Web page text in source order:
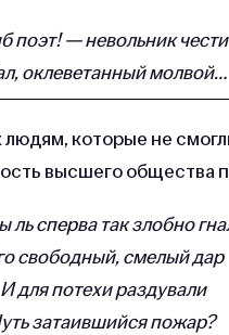
поэт! — невольник
оклеветанный молвой…
которые не
высшего общества
ль сперва так злобно
свободный, смелый дар
И для потехи раздували
затаившийся пожар?